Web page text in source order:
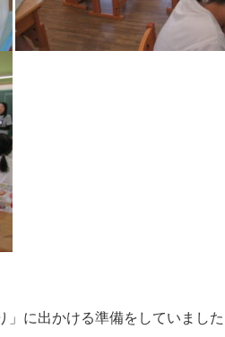
に出かける準備をしていました